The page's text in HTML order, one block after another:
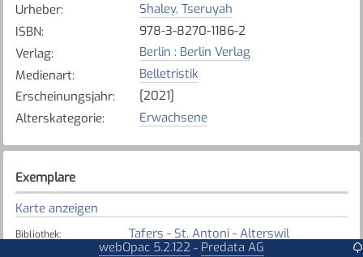
Urheber:
Shaleṿ, Tseruyah
ISBN:
978-3-8270-1186-2
Verlag:
Berlin : Berlin Verlag
Medienart:
Belletristik
Erscheinungsjahr:
[2021]
Alterskategorie: Erwachsene
Exemplare
Karte anzeigen
Bibliothek: Tafers - St. Antoni - Alterswil
Verfügbar
webOpac 5.2.122 - Predata AG